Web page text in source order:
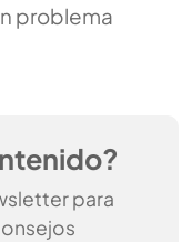
problema
para